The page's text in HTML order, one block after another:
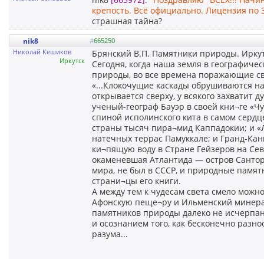
крепость. Всё официально. Лицензия по
страшная тайна?
nik8 #665250
Николай Кешиков
Иркутск
Брянский В.П. Памятники природы.
Сегодня, когда наша земля в
природы, во все времена поражающие
«...Клокочущие каскады обрушиваются
открывается сверху, у всякого
ученый-географ Бауэр в своей кни¬ге
спиной исполинского кита в самом
страны тысяч пира¬мид Каппадокии; и
натечных террас Памуккале; и Гранд-
ки¬пящую воду в Стране Гейзеров на
окаменевшая Атлантида — остров
мира, не был в СССР, и природные
страни¬цы его книги.
А между тем к чудесам света смело
Афонскую пеще¬ру и Ильменский
памятников природы далеко не
и осознанием того, как бесконечно
разума...